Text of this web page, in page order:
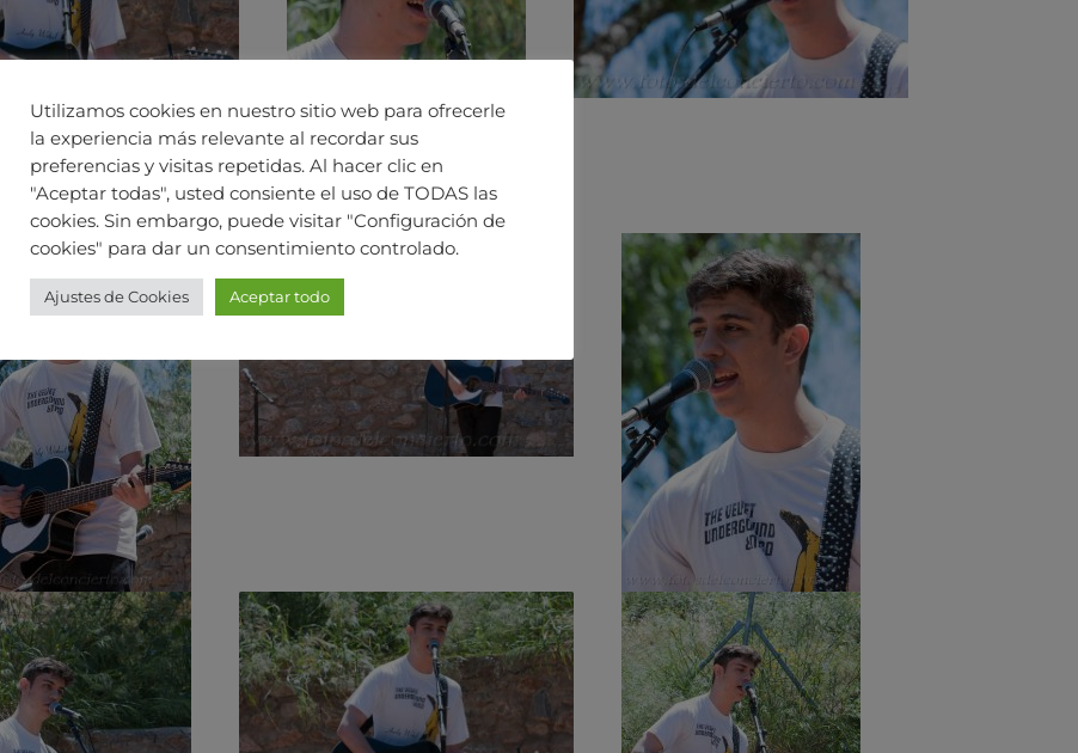
Utilizamos cookies en nuestro sitio web para ofrecerle
la experiencia más relevante al recordar sus
preferencias y visitas repetidas. Al hacer clic en
"Aceptar todas", usted consiente el uso de TODAS las
cookies. Sin embargo, puede visitar "Configuración de
cookies" para dar un consentimiento controlado.
Ajustes de Cookies Aceptar todo